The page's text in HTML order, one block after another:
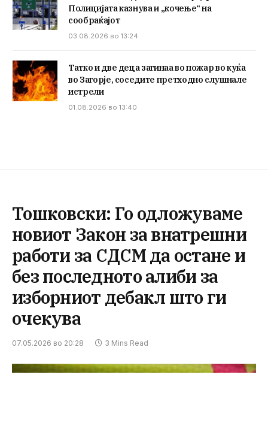
Полицијата казнува и „кочење“ на
сообраќајот
03.08.2026 во 13:24
Татко и две деца загинаа во пожар во куќа
во Загорје, соседите претходно слушнале
истрели
01.08.2026 во 13:40
Тошковски: Го одложуваме
новиот Закон за внатрешни
работи за СДСМ да остане и
без последното алиби за
изборниот дебакл што ги
очекува
07.05.2026 во 20:28 3 Mins Read